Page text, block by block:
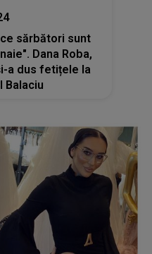
sărbători sunt
Dana Roba,
a dus fetițele la
Balaciu